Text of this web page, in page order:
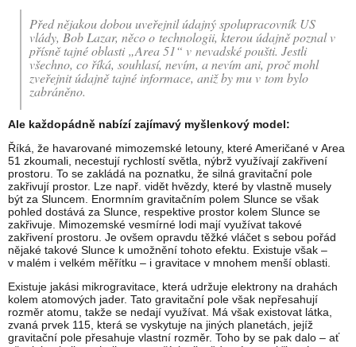
Před nějakou dobou uveřejnil údajný spolupracovník US
vlády, Bob Lazar, něco o technologii, kterou údajně poznal v
přísně tajné oblasti „Area 51“ v nevadské poušti. Jestli
všechno, co říká, souhlasí, nevím, a nevím ani, proč mohl
zveřejnit údajně tajné informace, aniž by mu v tom bylo
zabráněno.
Ale každopádně nabízí zajímavý myšlenkový model:
Říká, že havarované mimozemské letouny, které Američané v Area
51 zkoumali, necestují rychlostí světla, nýbrž využívají zakřivení
prostoru. To se zakládá na poznatku, že silná gravitační pole
zakřivují prostor. Lze např. vidět hvězdy, které by vlastně musely
být za Sluncem. Enormním gravitačním polem Slunce se však
pohled dostává za Slunce, respektive prostor kolem Slunce se
zakřivuje. Mimozemské vesmírné lodi mají využívat takové
zakřivení prostoru. Je ovšem opravdu těžké vláčet s sebou pořád
nějaké takové Slunce k umožnění tohoto efektu. Existuje však –
v malém i velkém měřítku – i gravitace v mnohem menší oblasti.
Existuje jakási mikrogravitace, která udržuje elektrony na drahách
kolem atomových jader. Tato gravitační pole však nepřesahují
rozměr atomu, takže se nedají využívat. Má však existovat látka,
zvaná prvek 115, která se vyskytuje na jiných planetách, jejíž
gravitační pole přesahuje vlastní rozměr. Toho by se pak dalo – ať